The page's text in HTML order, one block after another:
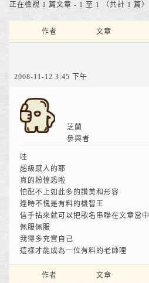
正在檢視 1 篇文章 - 1 至 1 （共計 1 篇）
作者 文章
2008-11-12 3:45 下午
芝蘭
參與者
哇
超級感人的耶
真的粉惶恐啦
怕配不上如此多的讚美和形容
逢時不愧是有料的機智王
信手拈來就可以把歌名串聯在文章當中
佩服佩服
我得多充實自己
這樣才能成為一位有料的老師哩
作者 文章